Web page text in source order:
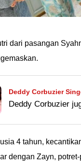
dari pasangan
Deddy Corbuzier
Sedih Nada: Aku
Deddy Corbuzier
4 tahun,
dengan Zayn,